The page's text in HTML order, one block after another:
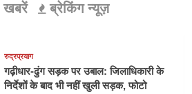
खबरें ब्रेकिंग न्यूज़
रुद्रप्रयाग
गढ़ीधार-ढुंग सड़क पर उबाल: जिलाधिकारी के
निर्देशों के बाद भी नहीं खुली सड़क, फोटो